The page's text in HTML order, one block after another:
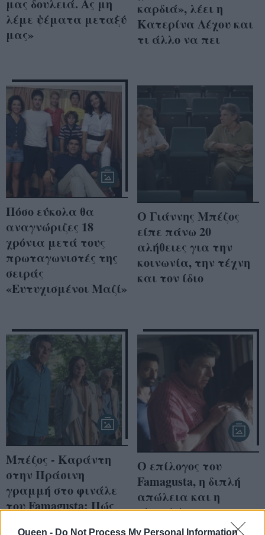
Queen - Do Not Process My Personal Information
μας δουλειά. Ας μη
λέμε ψέματα μεταξύ
μας»
καρδιά», λέει η
Κατερίνα Λέχου και
τι άλλο να πει
Πόσο εύκολα θα
αναγνώριζες 18
χρόνια μετά τους
πρωταγωνιστές της
σειράς
«Ευτυχισμένοι Μαζί»
O Γιάννης Μπέζος
είπε πάνω 20
αλήθειες για την
κοινωνία, την τέχνη
και τον ίδιο
Μπέζος - Καράντη
στην Πράσινη
γραμμή στο φινάλε
του Famagusta: Πώς
Ο επίλογος του
Famagusta, η διπλή
απώλεια και η
εξομολόγηση του
Γιάννη Μπέζου για